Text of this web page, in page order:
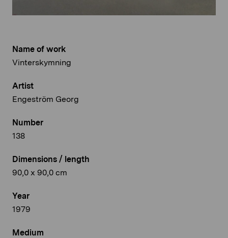
Name of work
Vinterskymning
Artist
Engeström Georg
Number
138
Dimensions / length
90,0 x 90,0 cm
Year
1979
Medium